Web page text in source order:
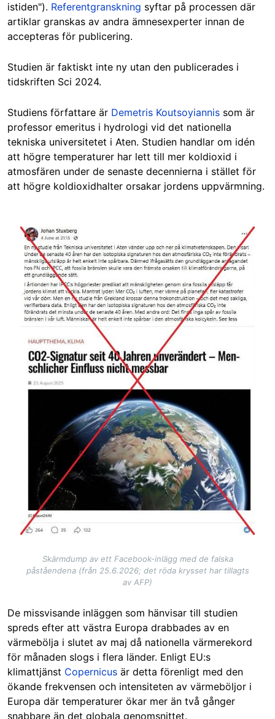
istiden"). Referentgranskning syftar på processen där
artiklar granskas av andra ämnesexperter innan de
accepteras för publicering.
Studien är faktiskt inte ny utan den publicerades i
tidskriften Sci 2024.
Studiens författare är Demetris Koutsoyiannis som är
professor emeritus i hydrologi vid det nationella
tekniska universitetet i Aten. Studien handlar om idén
att högre temperaturer har lett till mer koldioxid i
atmosfären under de senaste decennierna i stället för
att högre koldioxidhalter orsakar jordens uppvärmning.
Image
Skärmdump av ett Facebook-inlägg med de falska
påståendena (från 25.6.2026; det röda krysset har tillagts
av AFP)
De missvisande inläggen som hänvisar till studien
spreds efter att västra Europa drabbades av en
värmebölja i slutet av maj då nationella värmerekord
för månaden slogs i flera länder. Enligt EU:s
klimattjänst Copernicus är detta förenligt med den
ökande frekvensen och intensiteten av värmeböljor i
Europa där temperaturer ökar mer än två gånger
snabbare än det globala genomsnittet.